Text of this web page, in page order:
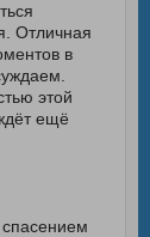
Отличная
в
этой
ещё